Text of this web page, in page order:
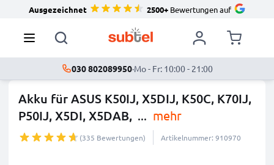
Ausgezeichnet 2500+Bewertungen auf
030 802089950·Mo - Fr: 10:00 - 21:00
Akku für ASUS K50IJ, X5DIJ, K50C, K70IJ,
P50IJ, X5DI, X5DAB, ... mehr
(335 Bewertungen) Artikelnummer: 910970